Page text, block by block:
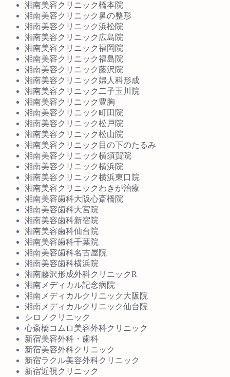
湘南美容クリニック橋本院
湘南美容クリニック鼻の整形
湘南美容クリニック浜松院
湘南美容クリニック広島院
湘南美容クリニック福岡院
湘南美容クリニック福島院
湘南美容クリニック藤沢院
湘南美容クリニック婦人科形成
湘南美容クリニック二子玉川院
湘南美容クリニック豊胸
湘南美容クリニック町田院
湘南美容クリニック松戸院
湘南美容クリニック松山院
湘南美容クリニック目の下のたるみ
湘南美容クリニック横須賀院
湘南美容クリニック横浜院
湘南美容クリニック横浜東口院
湘南美容クリニックわきが治療
湘南美容歯科大阪心斎橋院
湘南美容歯科大宮院
湘南美容歯科新宿院
湘南美容歯科仙台院
湘南美容歯科千葉院
湘南美容歯科名古屋院
湘南美容歯科横浜院
湘南藤沢形成外科クリニックR
湘南メディカル記念病院
湘南メディカルクリニック大阪院
湘南メディカルクリニック仙台院
シロノクリニック
心斎橋コムロ美容外科クリニック
新宿美容外科・歯科
新宿美容外科クリニック
新宿ラクル美容外科クリニック
新宿近視クリニック